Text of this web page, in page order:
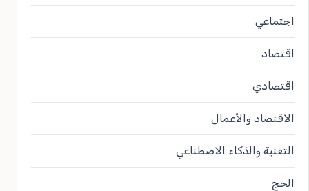
اجتماعي
اقتصاد
اقتصادي
الاقتصاد والأعمال
التقنية والذكاء الاصطناعي
الحج